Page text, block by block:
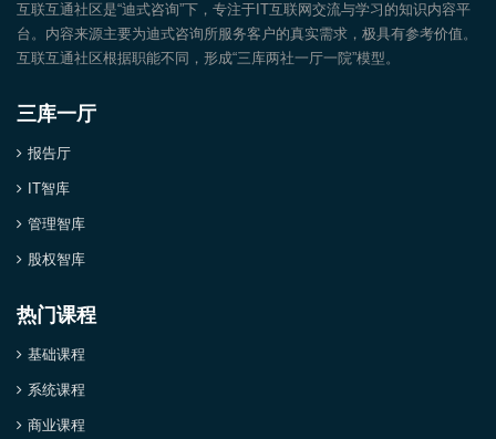
互联互通社区是“迪式咨询”下，专注于IT互联网交流与学习的知识内容平
台。内容来源主要为迪式咨询所服务客户的真实需求，极具有参考价值。
互联互通社区根据职能不同，形成“三库两社一厅一院”模型。
三库一厅
报告厅
IT智库
管理智库
股权智库
热门课程
基础课程
系统课程
商业课程